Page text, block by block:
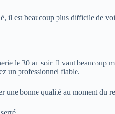
il est beaucoup plus difficile de
le 30 au soir. Il vaut beaucoup
un professionnel fiable.
une bonne qualité au moment du